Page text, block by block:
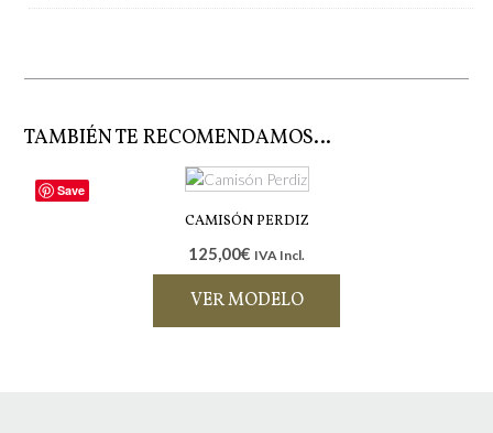
TAMBIÉN TE RECOMENDAMOS…
Save
CAMISÓN PERDIZ
125,00€ IVA Incl.
VER MODELO